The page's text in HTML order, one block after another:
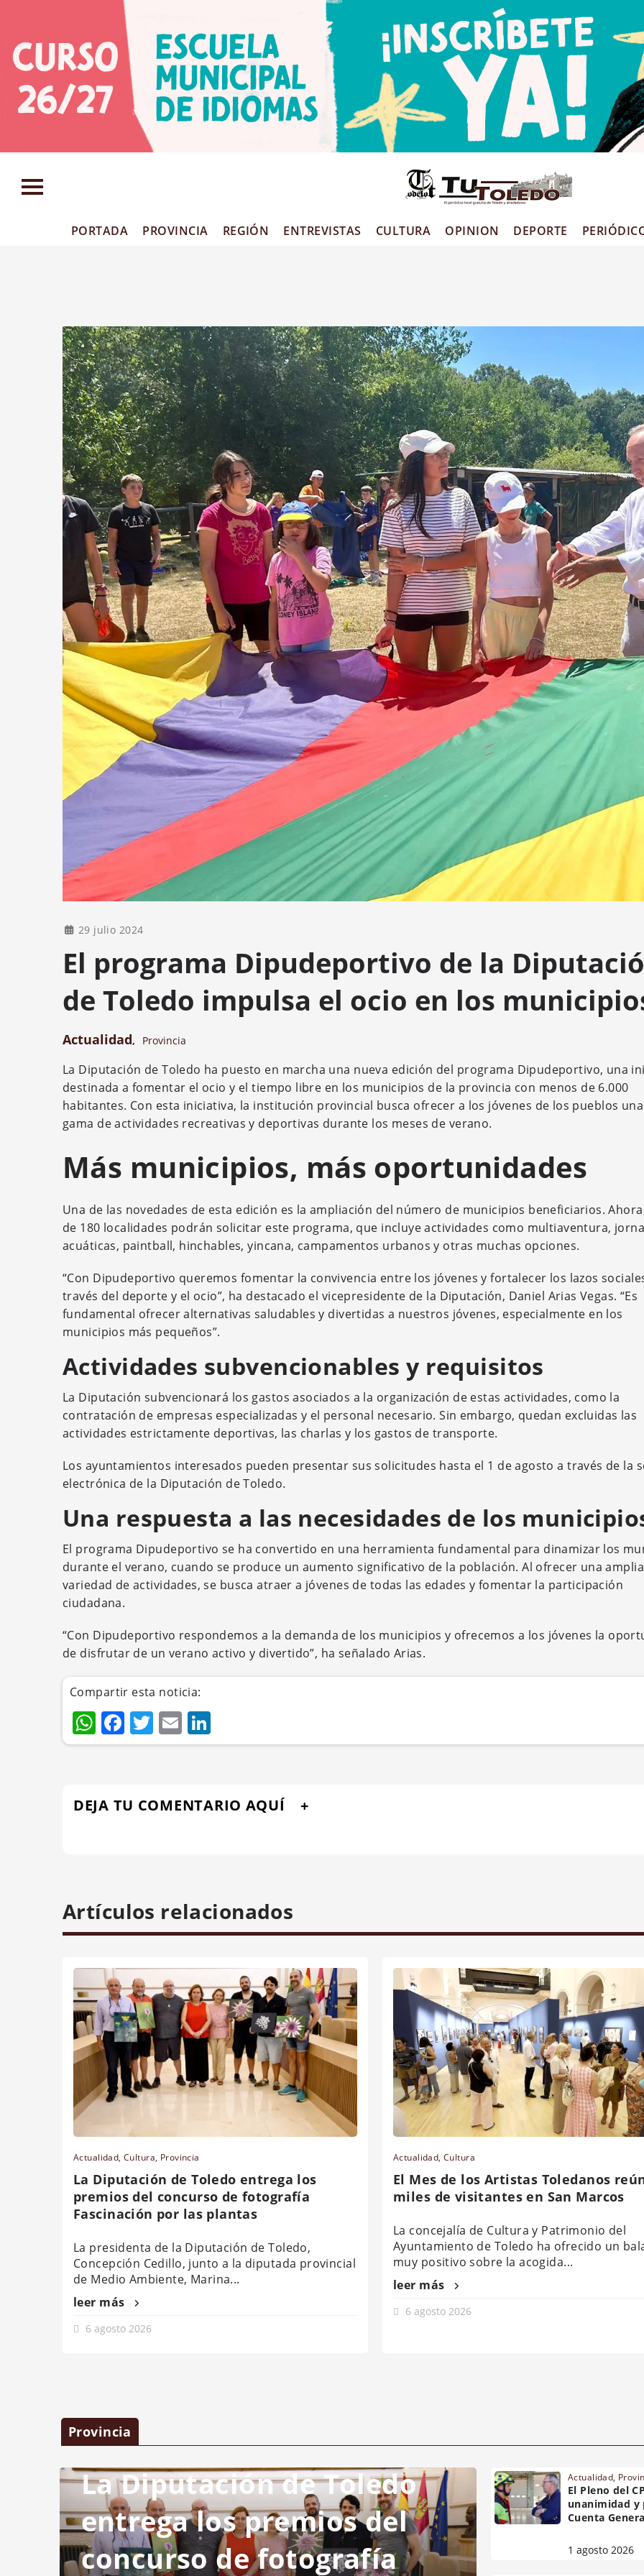
PORTADA PROVINCIA REGIÓN ENTREVISTAS CULTURA OPINION DEPORTE
29 julio 2024
El programa Dipudeportivo de la
de Toledo impulsa el ocio en los
Actualidad, Provincia
La Diputación de Toledo ha puesto en marcha una nueva edición del programa Dipudeportivo, una
destinada a fomentar el ocio y el tiempo libre en los municipios de la provincia con menos de 6.000
habitantes. Con esta iniciativa, la institución provincial busca ofrecer a los jóvenes de los pueblos
gama de actividades recreativas y deportivas durante los meses de verano.
Más municipios, más oportunidades
Una de las novedades de esta edición es la ampliación del número de municipios beneficiarios.
de 180 localidades podrán solicitar este programa, que incluye actividades como multiaventura,
acuáticas, paintball, hinchables, yincana, campamentos urbanos y otras muchas opciones.
“Con Dipudeportivo queremos fomentar la convivencia entre los jóvenes y fortalecer los lazos
través del deporte y el ocio”, ha destacado el vicepresidente de la Diputación, Daniel Arias Vegas. “Es
fundamental ofrecer alternativas saludables y divertidas a nuestros jóvenes, especialmente en los
municipios más pequeños”.
Actividades subvencionables y requisitos
La Diputación subvencionará los gastos asociados a la organización de estas actividades, como la
contratación de empresas especializadas y el personal necesario. Sin embargo, quedan excluidas las
actividades estrictamente deportivas, las charlas y los gastos de transporte.
Los ayuntamientos interesados pueden presentar sus solicitudes hasta el 1 de agosto a través de la
electrónica de la Diputación de Toledo.
Una respuesta a las necesidades de los
El programa Dipudeportivo se ha convertido en una herramienta fundamental para dinamizar los
durante el verano, cuando se produce un aumento significativo de la población. Al ofrecer una amplia
variedad de actividades, se busca atraer a jóvenes de todas las edades y fomentar la participación
ciudadana.
“Con Dipudeportivo respondemos a la demanda de los municipios y ofrecemos a los jóvenes la
de disfrutar de un verano activo y divertido”, ha señalado Arias.
Compartir esta noticia:
WhatsApp
Facebook
Twitter
Email
DEJA TU COMENTARIO AQUÍ
Artículos relacionados
Actualidad,Cultura, Provincia
La Diputación de Toledo entrega los
premios del concurso de fotografía
Fascinación por las plantas
La presidenta de la Diputación de Toledo,
Concepción Cedillo, junto a la diputada provincial
de Medio Ambiente, Marina...
leer más
6 agosto 2026
Actualidad,Cultura
El Mes de los Artistas Toledanos
miles de visitantes en San Marcos
La concejalía de Cultura y Patrimonio del
Ayuntamiento de Toledo ha ofrecido un
muy positivo sobre la acogida...
leer más
6 agosto 2026
Provincia
La Diputación de Toledo
entrega los premios del
concurso de fotografía
Actualidad,
El Pleno del
unanimidad y
Cuenta
1 agosto 2026